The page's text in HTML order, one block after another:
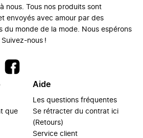
nous. Tous nos produits sont
envoyés avec amour par des
du monde de la mode. Nous espérons
nous !
que
Aide
Les questions fréquentes
Se rétracter du contrat ici
(Retours)
Service client